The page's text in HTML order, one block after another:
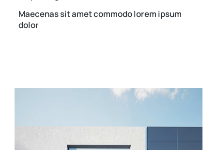
Maecenas sit amet commodo lorem ipsum
dolor